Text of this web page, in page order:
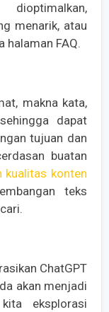
menarik, atau
halaman FAQ.
makna kata,
dapat
tujuan dan
buatan
kualitas konten
teks
ChatGPT
akan menjadi
eksplorasi